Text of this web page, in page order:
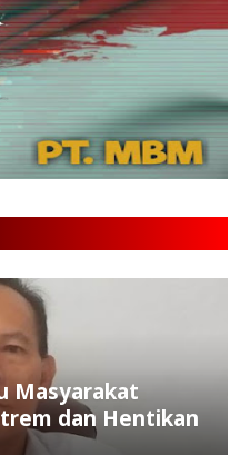
Masyarakat
dan Hentikan